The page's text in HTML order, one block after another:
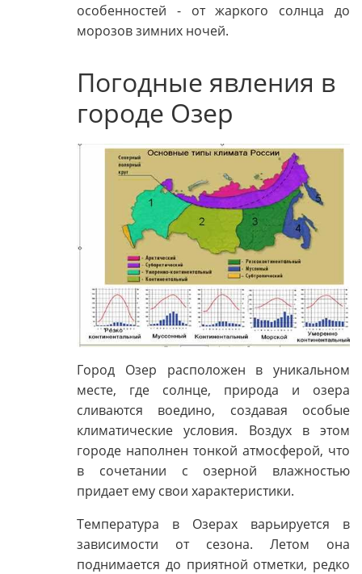
особенностей - от жаркого солнца до
морозов зимних ночей.
Погодные явления в
городе Озер
Город Озер расположен в уникальном
месте, где солнце, природа и озера
сливаются воедино, создавая особые
климатические условия. Воздух в этом
городе наполнен тонкой атмосферой, что
в сочетании с озерной влажностью
придает ему свои характеристики.
Температура в Озерах варьируется в
зависимости от сезона. Летом она
поднимается до приятной отметки, редко